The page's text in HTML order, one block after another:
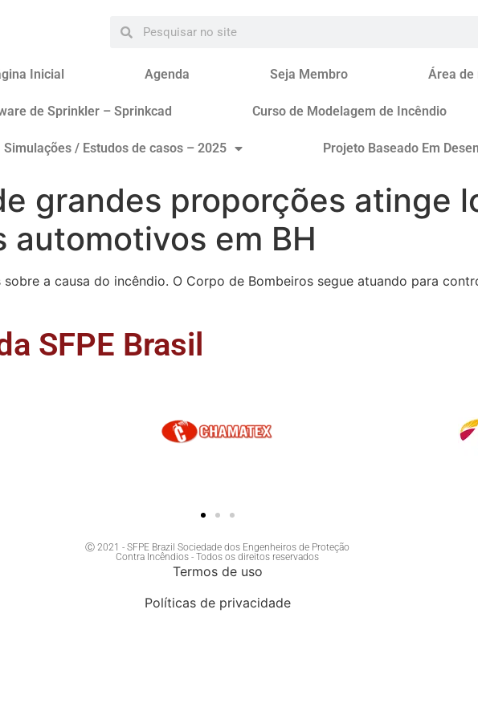
Inicial Agenda Seja Membro Área de
de Sprinkler – Sprinkcad Curso de Modelagem de Incêndio
Simulações / Estudos de casos – 2025 Projeto Baseado Em
grandes proporções atinge
automotivos em BH
a causa do incêndio. O Corpo de Bombeiros segue atuando para
SFPE Brasil
Ⓒ 2021 - SFPE Brazil Sociedade dos Engenheiros de Proteção
Contra Incêndios - Todos os direitos reservados
Termos de uso
Políticas de privacidade